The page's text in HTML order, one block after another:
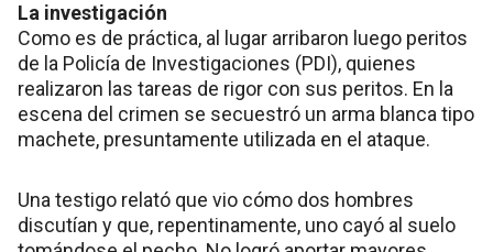
La investigación
Como es de práctica, al lugar arribaron luego peritos
de la Policía de Investigaciones (PDI), quienes
realizaron las tareas de rigor con sus peritos. En la
escena del crimen se secuestró un arma blanca tipo
machete, presuntamente utilizada en el ataque.
Una testigo relató que vio cómo dos hombres
discutían y que, repentinamente, uno cayó al suelo